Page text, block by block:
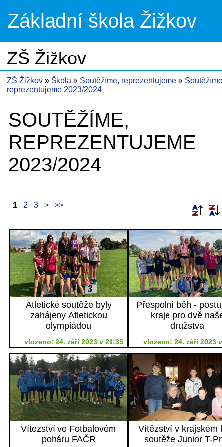
Základní škola Žižkov
ZŠ Žižkov
ZŠ Žižkov Škola Soutěžíme, reprezentujeme
reprezentujeme 2023/2024
SOUTĚŽÍME,
REPREZENTUJEME
2023/2024
1 2 3 > >>
Atletické soutěže byly
zahájeny Atletickou
olympiádou
vloženo: 24. září 2023 v 20:35
Přespolní běh -
kraje pro dvě
družstva
vloženo: 24. září 2023
Vítezství ve Fotbalovém
poháru FAČR
Vítězství v krajském
soutěže Junior T-